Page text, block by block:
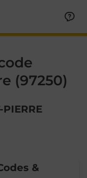
(97250)
&